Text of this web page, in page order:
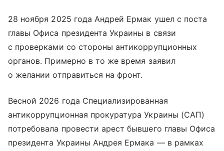
28 ноября 2025 года Андрей Ермак ушел с поста
главы Офиса президента Украины в связи
с проверками со стороны антикоррупционных
органов. Примерно в то же время заявил
о желании отправиться на фронт.
Весной 2026 года Специализированная
антикоррупционная прокуратура Украины (САП)
потребовала провести арест бывшего главы Офиса
президента Украины Андрея Ермака — в рамках